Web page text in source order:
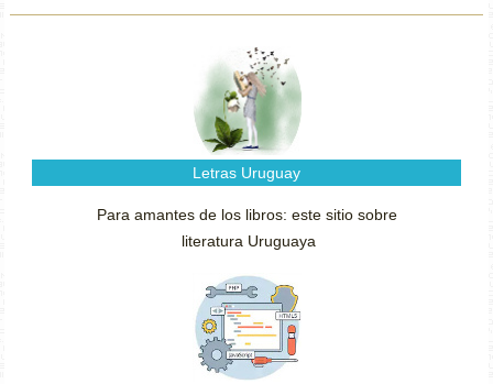
Letras Uruguay
Para amantes de los libros: este sitio sobre
literatura Uruguaya